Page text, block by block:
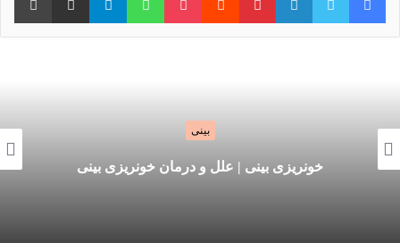
خونریزی بینی
رینوپلاستی بدون جراحی
رینوپلاستی